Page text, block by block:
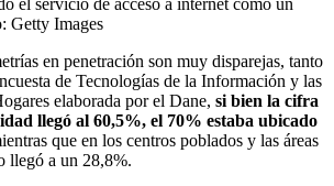
Getty Images
en penetración son muy disparejas, tanto
de Tecnologías de la Información y las
elaborada por el Dane, si bien la cifra
llegó al 60,5%, el 70% estaba ubicado
que en los centros poblados y las áreas
llegó a un 28,8%.